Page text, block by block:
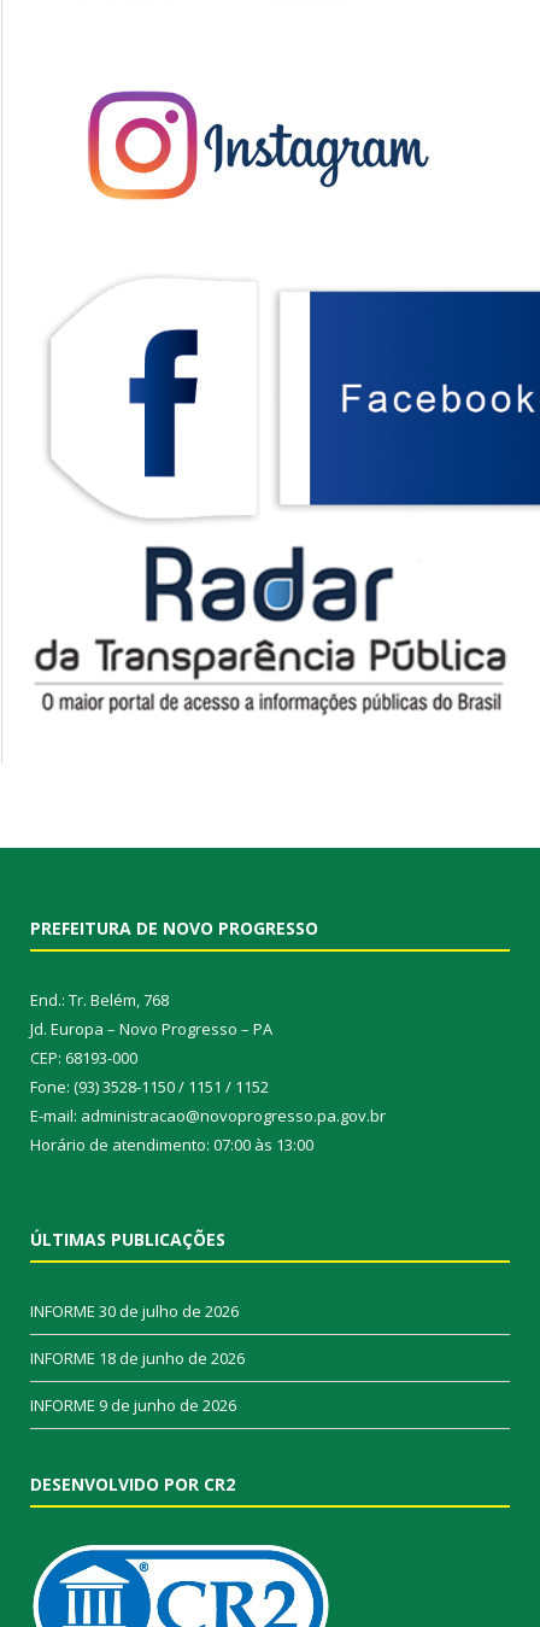
PREFEITURA DE NOVO PROGRESSO
End.: Tr. Belém, 768
Jd. Europa – Novo Progresso – PA
CEP: 68193-000
Fone: (93) 3528-1150 / 1151 / 1152
E-mail: administracao@novoprogresso.pa.gov.br
Horário de atendimento: 07:00 às 13:00
ÚLTIMAS PUBLICAÇÕES
INFORME 30 de julho de 2026
INFORME 18 de junho de 2026
INFORME 9 de junho de 2026
DESENVOLVIDO POR CR2